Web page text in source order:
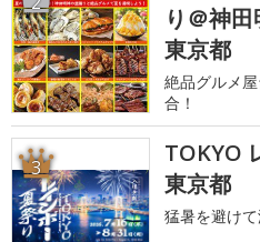
り＠神
東京都
絶品グルメ
合！
3
TOKYO
東京都
猛暑を避け